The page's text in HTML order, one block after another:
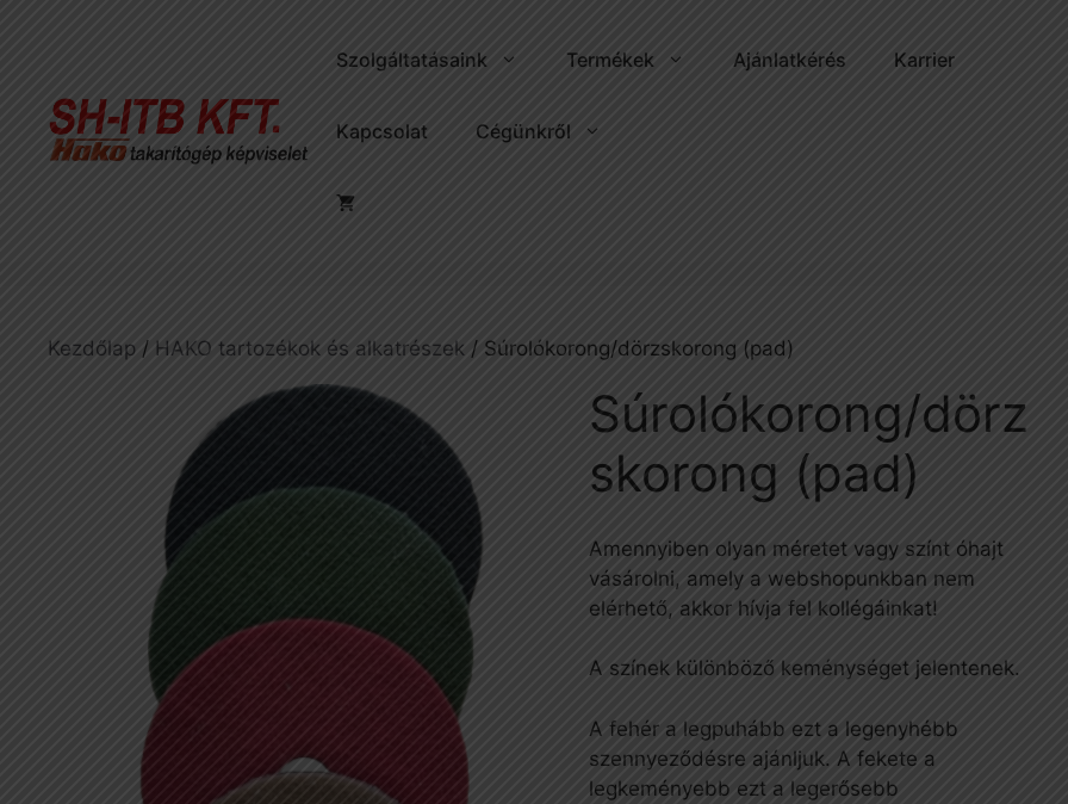
Szolgáltatásaink Termékek Ajánlatkérés Karrier
Kapcsolat Cégünkről
Kezdőlap / HAKO tartozékok és alkatrészek / Súrolókorong/dörzskorong (pad)
Súrolókorong/dörz
skorong (pad)
Amennyiben olyan méretet vagy színt óhajt
vásárolni, amely a webshopunkban nem
elérhető, akkor hívja fel kollégáinkat!
A színek különböző keménységet jelentenek.
A fehér a legpuhább ezt a legenyhébb
szennyeződésre ajánljuk. A fekete a
legkeményebb ezt a legerősebb